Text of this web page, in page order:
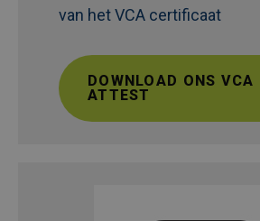
van het VCA certificaat
DOWNLOAD ONS VCA
ATTEST